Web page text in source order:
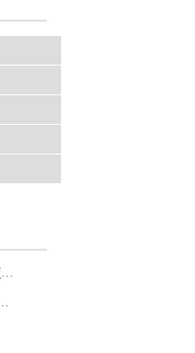
摩尔森飞奔德国慕尼黑参加ffc排线展会
会让我们吃的泪流满面